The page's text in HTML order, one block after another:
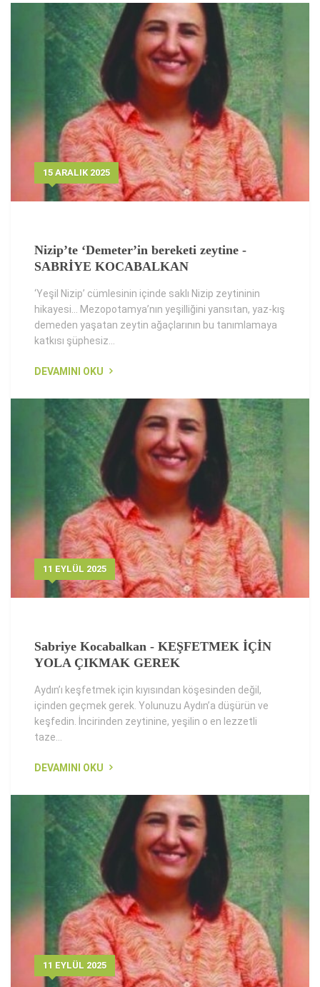
15 ARALIK 2025
Nizip’te ‘Demeter’in bereketi zeytine -
SABRİYE KOCABALKAN
‘Yeşil Nizip’ cümlesinin içinde saklı Nizip zeytininin
hikayesi… Mezopotamya’nın yeşilliğini yansıtan, yaz-kış
demeden yaşatan zeytin ağaçlarının bu tanımlamaya
katkısı şüphesiz…
DEVAMINI OKU
11 EYLÜL 2025
Sabriye Kocabalkan - KEŞFETMEK İÇİN
YOLA ÇIKMAK GEREK
Aydın’ı keşfetmek için kıyısından köşesinden değil,
içinden geçmek gerek. Yolunuzu Aydın’a düşürün ve
keşfedin. İncirinden zeytinine, yeşilin o en lezzetli
taze...
DEVAMINI OKU
11 EYLÜL 2025